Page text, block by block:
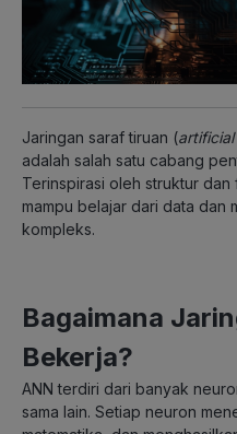
Jaringan saraf tiruan (
adalah salah satu cabang
Terinspirasi oleh struktur dan
mampu belajar dari data dan
kompleks.
Bagaimana
Bekerja?
ANN terdiri dari banyak
sama lain. Setiap neuron